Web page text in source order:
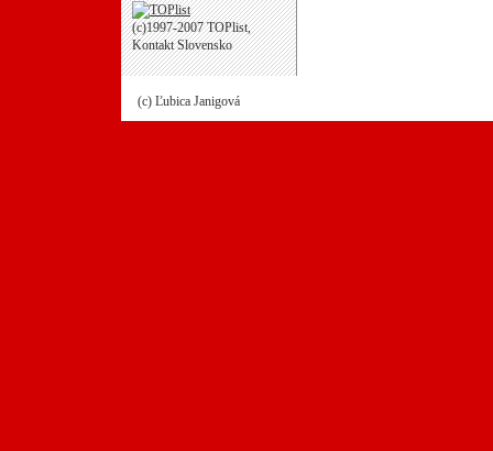
(c)1997-2007 TOPlist,
Kontakt Slovensko
(c) Ľubica Janigová